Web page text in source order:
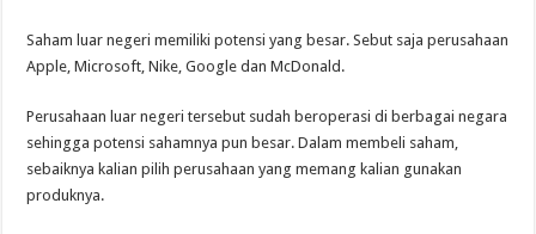
Saham luar negeri memiliki potensi yang besar. Sebut saja perusahaan
Apple, Microsoft, Nike, Google dan McDonald.
Perusahaan luar negeri tersebut sudah beroperasi di berbagai negara
sehingga potensi sahamnya pun besar. Dalam membeli saham,
sebaiknya kalian pilih perusahaan yang memang kalian gunakan
produknya.